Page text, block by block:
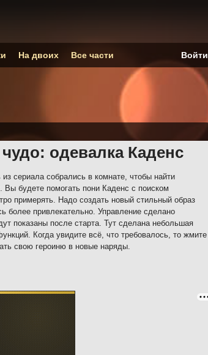
одевалка Каденс
из сериала собрались в комнате, чтобы найти
будете помогать пони Каденс с поиском
примерять. Надо создать новый стильный образ
более привлекательно. Управление сделано
показаны после старта. Тут сделана небольшая
Когда увидите всё, что требовалось, то жмите
свою героиню в новые наряды.
На двоих Все части Войти